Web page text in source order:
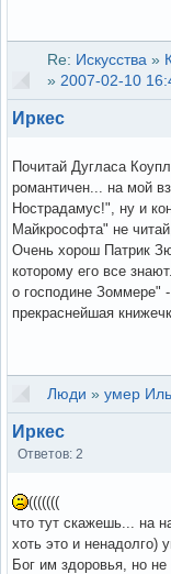
Re: Искусства »
» 2007-02-10
Иркес
Почитай Дугласа
романтичен... на мой
Нострадамус!", ну и
Майкрософта" не
Очень хорош Патрик
которому его все
о господине Зоммере"
прекраснейшая
Люди » умер
Иркес
Ответов: 2
(((((((
что тут скажешь... на
хоть это и ненадолго)
Бог им здоровья, но